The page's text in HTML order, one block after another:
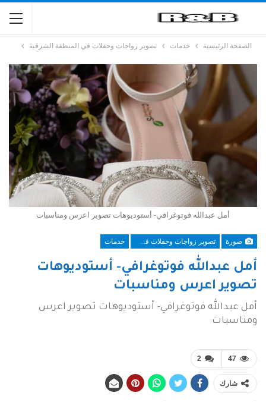
الصفحة الرئيسية خدمات تصوير زواجات وحفلات في المنطقة الشرقية
أمل عبدالله فوتوغرافي- أستوديوهات تصوير اعرس ومناسبات
صورة خدمات
أمل عبدالله فوتوغرافي- أستوديوهات
تصوير اعرس ومناسبات
أمل عبدالله فوتوغرافي- أستوديوهات تصوير اعرس
ومناسبات
2 47
شارك